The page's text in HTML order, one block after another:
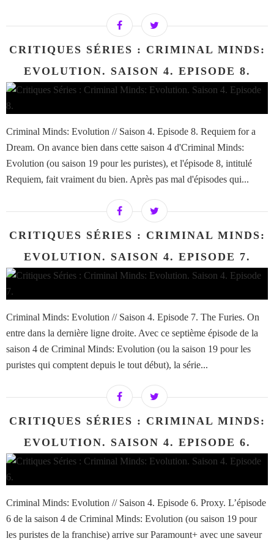
CRITIQUES SÉRIES : CRIMINAL MINDS:
EVOLUTION. SAISON 4. EPISODE 8.
Criminal Minds: Evolution // Saison 4. Episode 8. Requiem for a
Dream. On avance bien dans cette saison 4 d'Criminal Minds:
Evolution (ou saison 19 pour les puristes), et l'épisode 8, intitulé
Requiem, fait vraiment du bien. Après pas mal d'épisodes qui...
CRITIQUES SÉRIES : CRIMINAL MINDS:
EVOLUTION. SAISON 4. EPISODE 7.
Criminal Minds: Evolution // Saison 4. Episode 7. The Furies. On
entre dans la dernière ligne droite. Avec ce septième épisode de la
saison 4 de Criminal Minds: Evolution (ou la saison 19 pour les
puristes qui comptent depuis le tout début), la série...
CRITIQUES SÉRIES : CRIMINAL MINDS:
EVOLUTION. SAISON 4. EPISODE 6.
Criminal Minds: Evolution // Saison 4. Episode 6. Proxy. L’épisode
6 de la saison 4 de Criminal Minds: Evolution (ou saison 19 pour
les puristes de la franchise) arrive sur Paramount+ avec une saveur